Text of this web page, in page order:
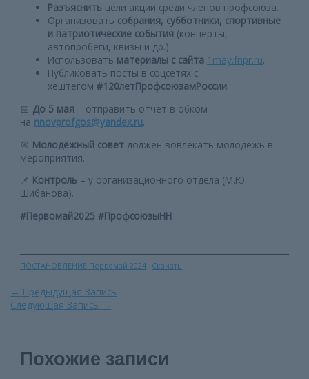
Разъяснить цели акции среди членов профсоюза.
Организовать собрания, субботники, спортивные
и патриотические события (концерты,
автопробеги, квизы и др.).
Использовать материалы с сайта 1may.fnpr.ru.
Публиковать посты в соцсетях с
хештегом#120летПрофсоюзамРоссии.
📅 До 5 мая – отправить отчёт в обком
на nnovprofgos@yandex.ru.
🎯 Молодёжный совет должен вовлекать молодёжь в
мероприятия.
📌 Контроль – у организационного отдела (М.Ю.
Шибанова).
#Первомай2025 #ПрофсоюзыНН
ПОСТАНОВЛЕНИЕ Первомай 2024 Скачать
Навигация
по
← Предыдущая Запись
Следующая Запись →
Похожие записи